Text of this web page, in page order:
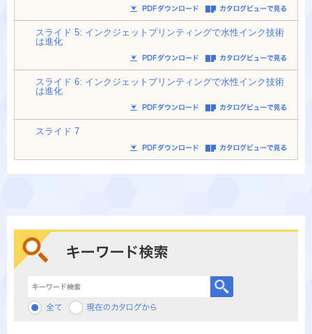
スライド 5: インクジェットプリンティングで水性インク技術
は進化
スライド 6: インクジェットプリンティングで水性インク技術
は進化
スライド 7
キーワード検索